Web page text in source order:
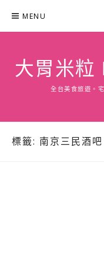
content
MENU
大胃米粒
全台美食旅遊。
標籤: 南京三民酒吧